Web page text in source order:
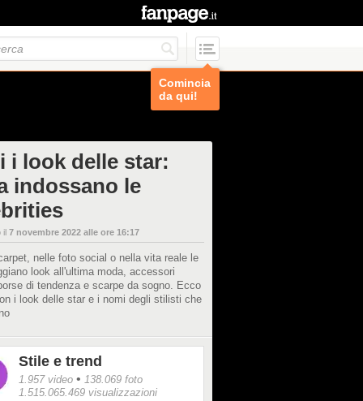
Comincia
da qui!
i look delle star:
indossano le
il 7 novembre 2022 alle ore 16:17
nelle foto social o nella vita reale le
look all'ultima moda, accessori
di tendenza e scarpe da sogno. Ecco
i look delle star e i nomi degli stilisti che
Stile e trend
1.957 video • 138.069 foto
1.515.065.469 visualizzazioni